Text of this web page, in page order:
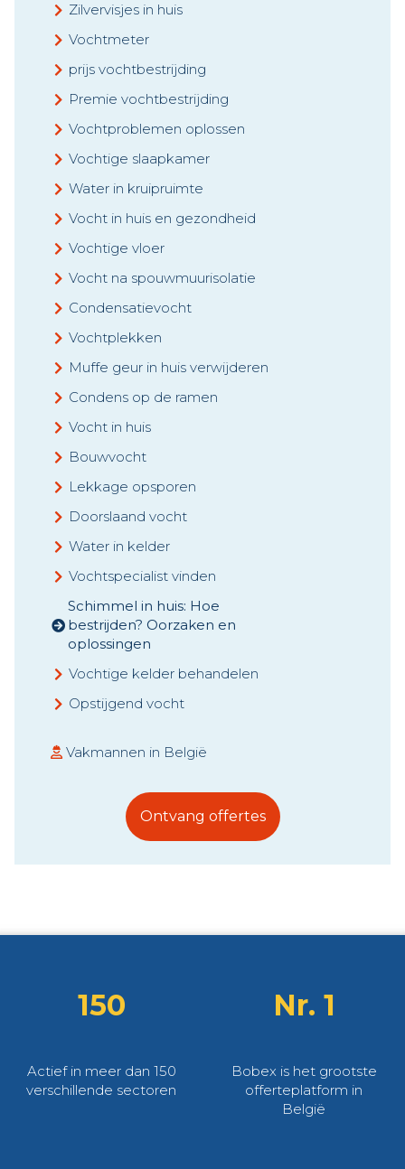
Zilvervisjes in huis
Vochtmeter
prijs vochtbestrijding
Premie vochtbestrijding
Vochtproblemen oplossen
Vochtige slaapkamer
Water in kruipruimte
Vocht in huis en gezondheid
Vochtige vloer
Vocht na spouwmuurisolatie
Condensatievocht
Vochtplekken
Muffe geur in huis verwijderen
Condens op de ramen
Vocht in huis
Bouwvocht
Lekkage opsporen
Doorslaand vocht
Water in kelder
Vochtspecialist vinden
Schimmel in huis: Hoe
bestrijden? Oorzaken en
oplossingen
Vochtige kelder behandelen
Opstijgend vocht
Vakmannen in België
Ontvang offertes
150
Actief in meer dan 150
verschillende sectoren
Nr. 1
Bobex is het grootste
offerteplatform in
België